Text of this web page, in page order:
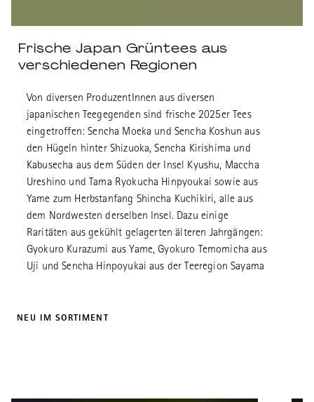
Frische Japan Grüntees aus
verschiedenen Regionen
Von diversen ProduzentInnen aus diversen
japanischen Teegegenden sind frische 2025er Tees
eingetroffen: Sencha Moeka und Sencha Koshun aus
den Hügeln hinter Shizuoka, Sencha Kirishima und
Kabusecha aus dem Süden der Insel Kyushu, Maccha
Ureshino und Tama Ryokucha Hinpyoukai sowie aus
Yame zum Herbstanfang Shincha Kuchikiri, alle aus
dem Nordwesten derselben Insel. Dazu einige
Raritäten aus gekühlt gelagerten älteren Jahrgängen:
Gyokuro Kurazumi aus Yame, Gyokuro Temomicha aus
Uji und Sencha Hinpoyukai aus der Teeregion Sayama
NEU IM SORTIMENT